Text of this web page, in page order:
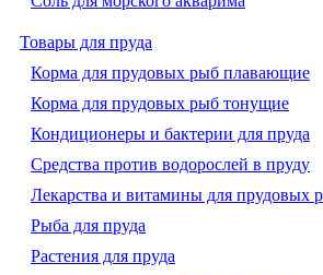
Товары для пруда
Корма для прудовых рыб плавающие
Корма для прудовых рыб тонущие
Кондиционеры и бактерии для пруда
Средства против водорослей в пруду
Лекарства и витамины для прудовых
Рыба для пруда
Растения для пруда